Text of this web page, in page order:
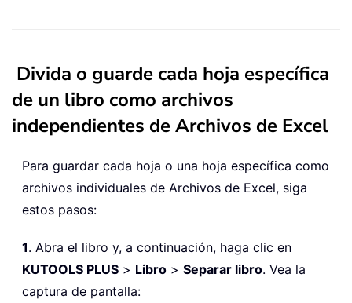
Divida o guarde cada hoja específica
de un libro como archivos
independientes de Archivos de Excel
Para guardar cada hoja o una hoja específica como
archivos individuales de Archivos de Excel, siga
estos pasos:
1. Abra el libro y, a continuación, haga clic en
KUTOOLS PLUS > Libro > Separar libro. Vea la
captura de pantalla: